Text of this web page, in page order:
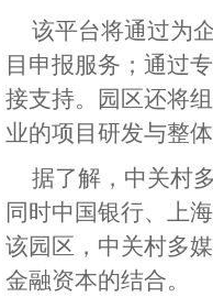
该平台将通过为
目申报服务；通过
接支持。园区还将
业的项目研发与整
据了解，中关村
同时中国银行、上
该园区，中关村多
金融资本的结合。